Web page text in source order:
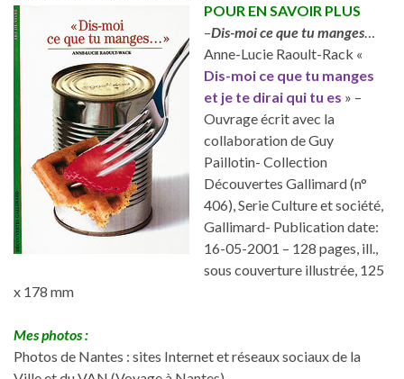
POUR EN SAVOIR PLUS
–Dis-moi ce que tu manges
Anne-Lucie Raoult-Rack «
Dis-moi ce que tu manges
et je te dirai qui tu es » –
Ouvrage écrit avec la
collaboration de Guy
Paillotin- Collection
Découvertes Gallimard (n°
406), Serie Culture et société,
Gallimard- Publication date:
16-05-2001 – 128 pages, ill.,
sous couverture illustrée, 125
x 178 mm
Mes photos :
Photos de Nantes : sites Internet et réseaux sociaux de la